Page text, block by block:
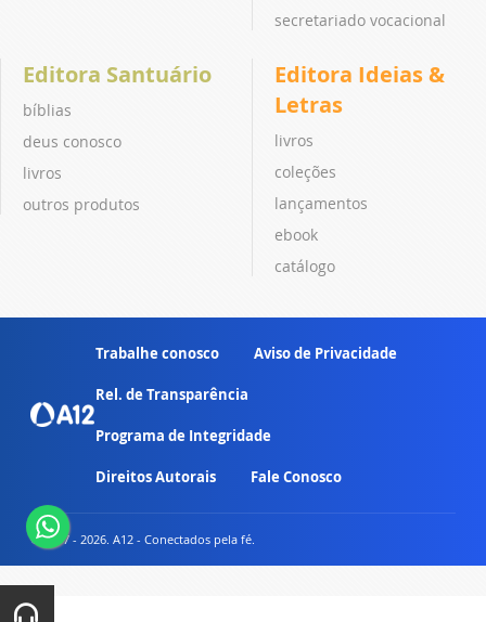
secretariado vocacional
Editora Santuário
bíblias
deus conosco
livros
outros produtos
Editora Ideias &
Letras
livros
coleções
lançamentos
ebook
catálogo
Trabalhe conosco Aviso de Privacidade
Rel. de Transparência
Programa de Integridade
Direitos Autorais Fale Conosco
© 2007 - 2026. A12 - Conectados pela fé.